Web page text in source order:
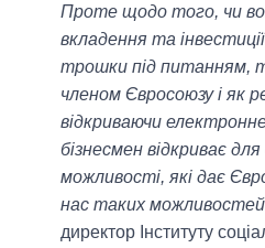
Проте щодо того, чи
вкладення та
трошки під питанням,
членом Євросоюзу і як
відкриваючи
бізнесмен відкриває для
можливості, які дає
нас таких
директор Інституту